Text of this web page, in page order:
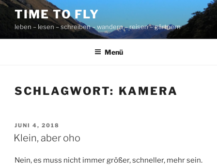
Zum
Inhalt
springen
TIME TO FLY
leben – lesen – schreiben – wandern – reisen – gärtnern
Menü
SCHLAGWORT: KAMERA
VERÖFFENTLICHT
AM
JUNI 4, 2018
Klein, aber oho
Nein, es muss nicht immer größer, schneller, mehr sein.